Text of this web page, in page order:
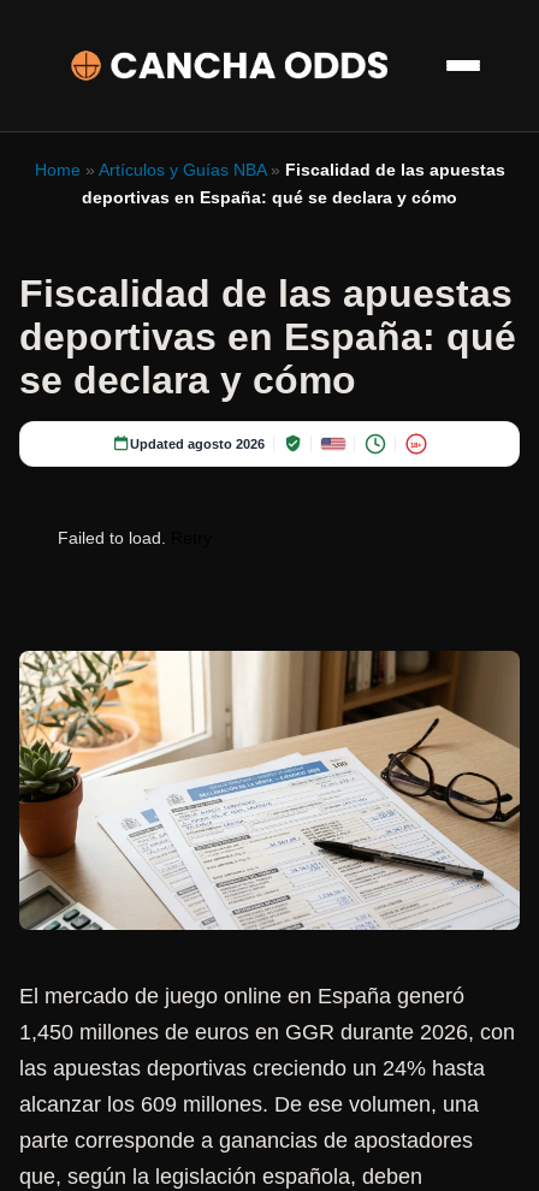
Home » Artículos y Guías NBA» Fiscalidad de las apuestas
deportivas en España: qué se declara y cómo
Fiscalidad de las apuestas
deportivas en España: qué
se declara y cómo
Updated agosto 2026 18+
Failed to load.
El mercado de juego online en España generó
1,450 millones de euros en GGR durante 2026, con
las apuestas deportivas creciendo un 24% hasta
alcanzar los 609 millones. De ese volumen, una
parte corresponde a ganancias de apostadores
que, según la legislación española, deben